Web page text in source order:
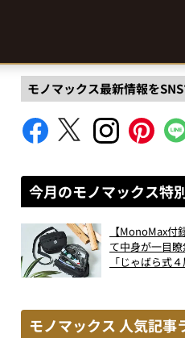
モノマックス最新情報を
今月のモノマックス特
【MonoMax付
て中身が一目
「じゃばら式
モノマックス 人気記事